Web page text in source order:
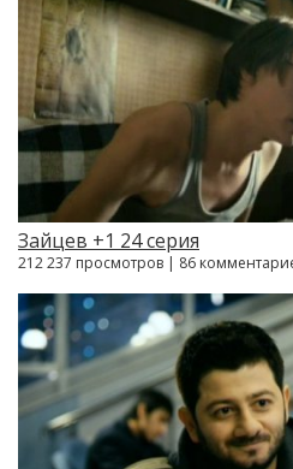
Зайцев +1 24 серия
212 237 просмотров | 86